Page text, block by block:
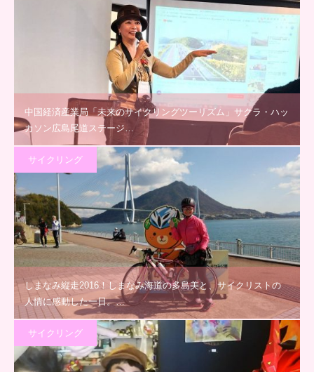
中国経済産業局「未来のサイクリングツーリズム」サクラ・ハッ
カソン広島尾道ステージ…
サイクリング
しまなみ縦走2016！しまなみ海道の多島美と、サイクリストの
人情に感動した一日。…
サイクリング